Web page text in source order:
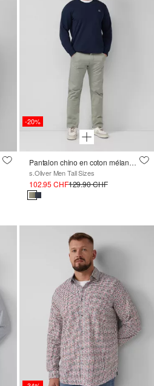
-20%
Pantalon chino en coton mélangé avec détails du logo
s.Oliver Men Tall Sizes
102.95 CHF129.90 CHF